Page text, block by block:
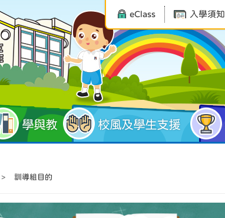
eClass 入學須知
學與教 校風及學生支援
> 訓導組目的